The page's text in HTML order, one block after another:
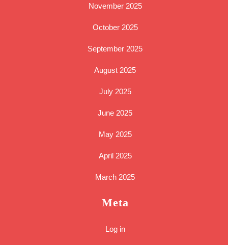
November 2025
October 2025
September 2025
August 2025
July 2025
June 2025
May 2025
April 2025
March 2025
Meta
Log in